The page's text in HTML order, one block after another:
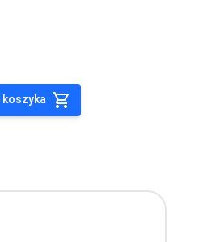
koszyka